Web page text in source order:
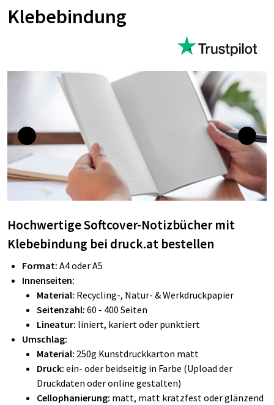
Klebebindung
Hochwertige Softcover-Notizbücher mit
Klebebindung bei druck.at bestellen
Format: A4 oder A5
Innenseiten:
Material: Recycling-, Natur- & Werkdruckpapier
Seitenzahl: 60 - 400 Seiten
Lineatur: liniert, kariert oder punktiert
Umschlag:
Material: 250g Kunstdruckkarton matt
Druck: ein- oder beidseitig in Farbe (Upload der
Druckdaten oder online gestalten)
Cellophanierung: matt, matt kratzfest oder glänzend